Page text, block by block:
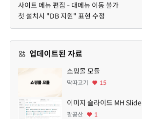
사이트 메뉴 편집 - 대메뉴 이동 불가
첫 설치시 "DB 지원" 표현 수정
업데이트된 자료
쇼핑몰 모듈
딱따고기 15
이미지 슬라이드 MH Slide
팔공산 1